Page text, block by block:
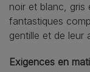
noir et blanc, gris
fantastiques
gentille et de leur
Exigences en